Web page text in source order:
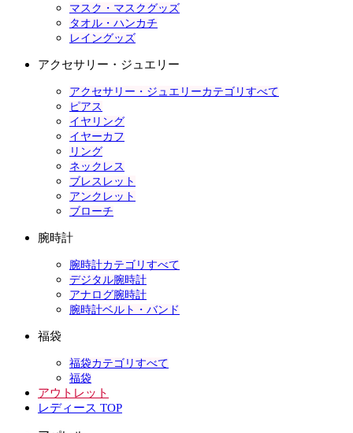
マスク・マスクグッズ
タオル・ハンカチ
レイングッズ
アクセサリー・ジュエリー
アクセサリー・ジュエリーカテゴリすべて
ピアス
イヤリング
イヤーカフ
リング
ネックレス
ブレスレット
アンクレット
ブローチ
腕時計
腕時計カテゴリすべて
デジタル腕時計
アナログ腕時計
腕時計ベルト・バンド
福袋
福袋カテゴリすべて
福袋
アウトレット
レディース TOP